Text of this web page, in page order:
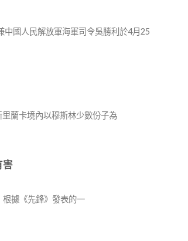
國人民解放軍海軍司令吳勝利於4月25
蘭卡境內以穆斯林少數份子為
害
據《先鋒》發表的一